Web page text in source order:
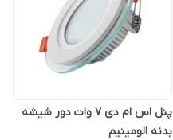
پنل اس ام دی 7 وات دور شیشه
بدنه الومینیم